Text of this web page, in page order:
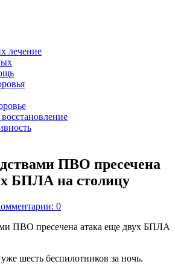
лечение
ПВО пресечена
БПЛА на столицу
0
шесть беспилотников за ночь.